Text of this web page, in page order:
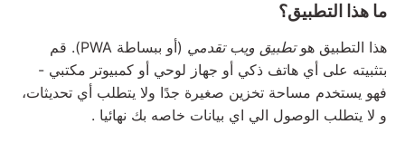
ما هذا التطبيق؟
هذا التطبيق هوتطبيق ويب تقدمي
(أو ببساطة PWA). قم
بتثبيته على أي هاتف ذكي أو جهاز لوحي أو كمبيوتر مكتبي -
فهو يستخدم مساحة تخزين صغيرة جدًا ولا يتطلب أي تحديثات،
و لا يتطلب الوصول الي اي بيانات خاصه بك نهائيا .